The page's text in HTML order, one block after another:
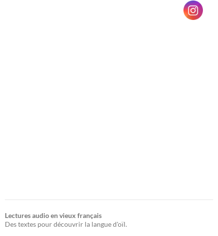
Lectures audio en vieux français
Des textes pour découvrir la langue d'oïl.